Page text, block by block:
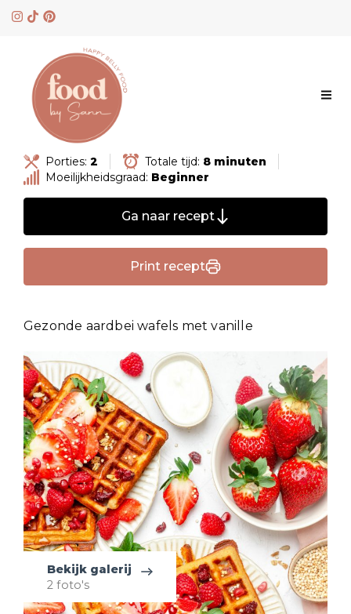
Skip
Porties: 2 Totale tijd: 8 minuten
Moeilijkheidsgraad: Beginner
Ga naar recept
Print recept
Gezonde aardbei wafels met vanille
Bekijk galerij
2 foto's